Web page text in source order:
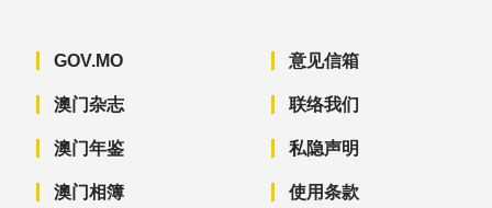
GOV.MO
澳门杂志
澳门年鉴
澳门相簿
意见信箱
联络我们
私隐声明
使用条款